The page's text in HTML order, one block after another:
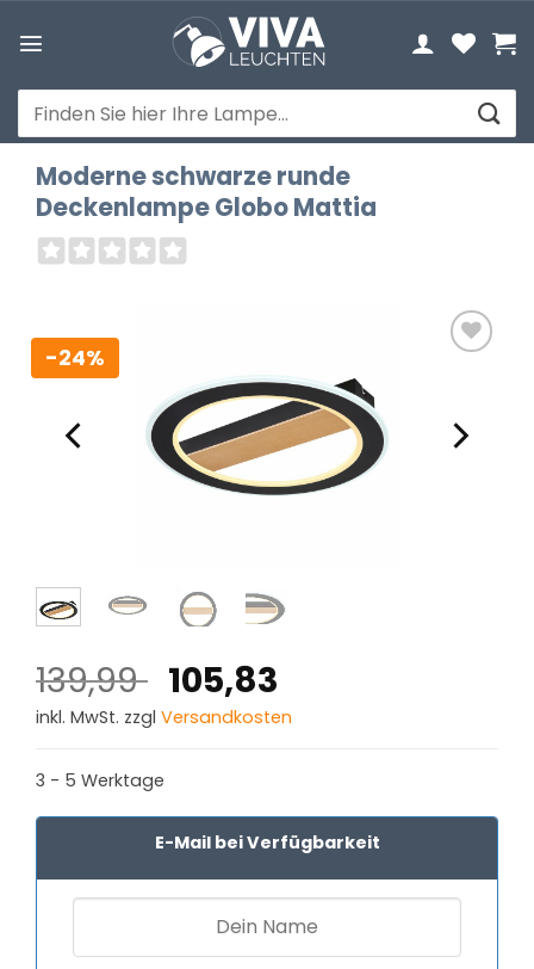
Inhalt
Suchen
nach:
Moderne schwarze runde
Deckenlampe Globo Mattia
-24%
139,99 Ursprünglicher
Preis
105,83
Preis
inkl. MwSt. zzgl Versandkosten
3 - 5 Werktage
E-Mail bei Verfügbarkeit